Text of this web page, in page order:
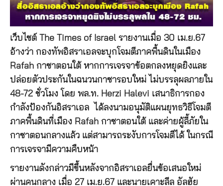
เว็บไซต์ The Times of Israel รายงานเมื่อ 30 เม.ย.67
อ้างว่า กองทัพอิสราเอลจะบุกโจมตีภาคพื้นดินในเมือง
Rafah กาซาตอนใต้ หากการเจรจาข้อตกลงหยุดยิงและ
ปล่อยตัวประกันในฉนวนกาซารอบใหม่ ไม่บรรลุผลภายใน
48-72 ชั่วโมง โดย พล.ท. Herzi Halevi เสนาธิการกอง
กำลังป้องกันอิสราเอล ได้ลงนามอนุมัติแผนยุทธวิธีโจมตี
ภาคพื้นดินที่เมือง Rafah กาซาตอนใต้ และค่ายผู้ลี้ภัยใน
กาซาตอนกลางแล้ว แต่สามารถระงับการโจมตีได้ ในกรณี
การเจรจามีความคืบหน้า
รายงานดังกล่าวมีขึ้นหลังจากอิสราเอลยื่นข้อเสนอใหม่
ผ่านคนกลาง เมื่อ 27 เม.ย.67 และนายเคาะลีล อัลฮัย